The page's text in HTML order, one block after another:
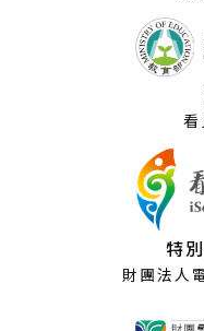
特
財團法人